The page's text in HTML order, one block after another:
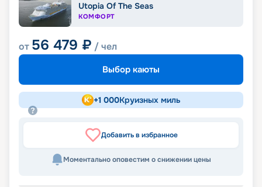
Utopia Of The Seas
КОМФОРТ
от 56 479 ₽ / чел
Выбор каюты
+1 000Круизных миль
Добавить в избранное
Моментально оповестим о снижении цены